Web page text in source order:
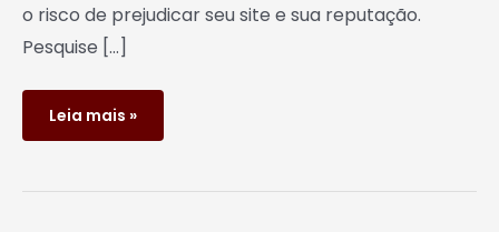
o risco de prejudicar seu site e sua reputação.
Pesquise […]
Leia mais »